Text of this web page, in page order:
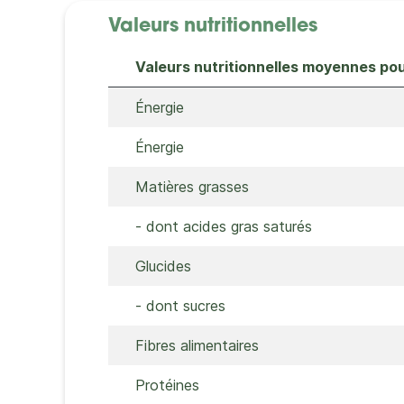
Valeurs nutritionnelles
Valeurs nutritionnelles moyennes
Énergie
Énergie
Matières grasses
- dont acides gras saturés
Glucides
- dont sucres
Fibres alimentaires
Protéines